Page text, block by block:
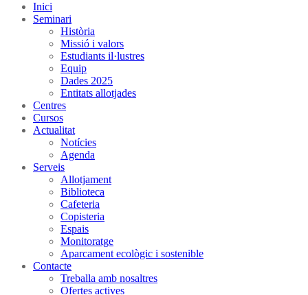
Inici
Seminari
Història
Missió i valors
Estudiants il·lustres
Equip
Dades 2025
Entitats allotjades
Centres
Cursos
Actualitat
Notícies
Agenda
Serveis
Allotjament
Biblioteca
Cafeteria
Copisteria
Espais
Monitoratge
Aparcament ecològic i sostenible
Contacte
Treballa amb nosaltres
Ofertes actives